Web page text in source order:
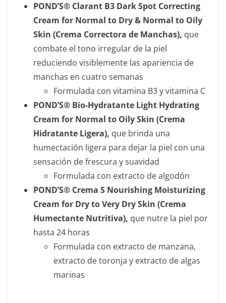
POND’S® Clarant B3 Dark Spot Correcting
Cream for Normal to Dry & Normal to Oily
Skin (Crema Correctora de Manchas), que
combate el tono irregular de la piel
reduciendo visiblemente las apariencia de
manchas en cuatro semanas
Formulada con vitamina B3 y vitamina C
POND’S® Bio-Hydratante Light Hydrating
Cream for Normal to Oily Skin (Crema
Hidratante Ligera), que brinda una
humectación ligera para dejar la piel con una
sensación de frescura y suavidad
Formulada con extracto de algodón
POND’S® Crema S Nourishing Moisturizing
Cream for Dry to Very Dry Skin (Crema
Humectante Nutritiva), que nutre la piel por
hasta 24 horas
Formulada con extracto de manzana,
extracto de toronja y extracto de algas
marinas